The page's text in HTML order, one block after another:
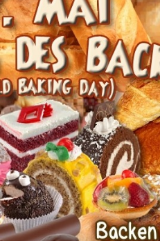
Small Business
S...
Anzeige